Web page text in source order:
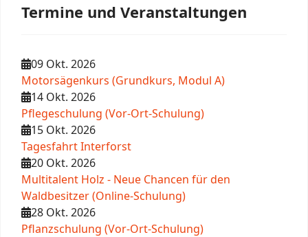
Termine und Veranstaltungen
09 Okt. 2026
Motorsägenkurs (Grundkurs, Modul A)
14 Okt. 2026
Pflegeschulung (Vor-Ort-Schulung)
15 Okt. 2026
Tagesfahrt Interforst
20 Okt. 2026
Multitalent Holz - Neue Chancen für den
Waldbesitzer (Online-Schulung)
28 Okt. 2026
Pflanzschulung (Vor-Ort-Schulung)